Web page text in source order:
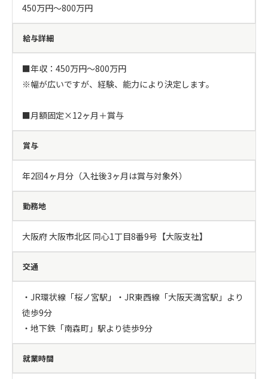
450万円〜800万円
給与詳細
■年収：450万円～800万円
※幅が広いですが、経験、能力により決定します。
■月額固定×12ヶ月＋賞与
賞与
年2回4ヶ月分（入社後3ヶ月は賞与対象外）
勤務地
大阪府 大阪市北区 同心1丁目8番9号【大阪支社】
交通
・JR環状線「桜ノ宮駅」・JR東西線「大阪天満宮駅」より
徒歩9分
・地下鉄「南森町」駅より徒歩9分
就業時間